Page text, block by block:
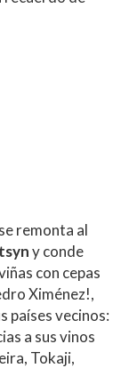
remonta al
y conde
con cepas
Ximénez!,
países vecinos:
a sus vinos
Tokaji,